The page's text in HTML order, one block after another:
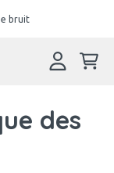
bruit
des